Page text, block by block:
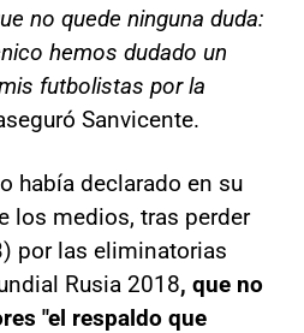
no quede ninguna duda:
hemos dudado un
futbolistas por la
Sanvicente.
había declarado en su
los medios, tras perder
por las eliminatorias
Rusia 2018, que no
"el respaldo que